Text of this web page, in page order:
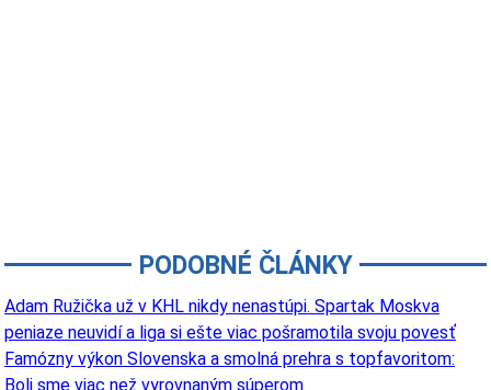
PODOBNÉ ČLÁNKY
Adam Ružička už v KHL nikdy nenastúpi. Spartak Moskva
peniaze neuvidí a liga si ešte viac pošramotila svoju povesť
Famózny výkon Slovenska a smolná prehra s topfavoritom:
Boli sme viac než vyrovnaným súperom